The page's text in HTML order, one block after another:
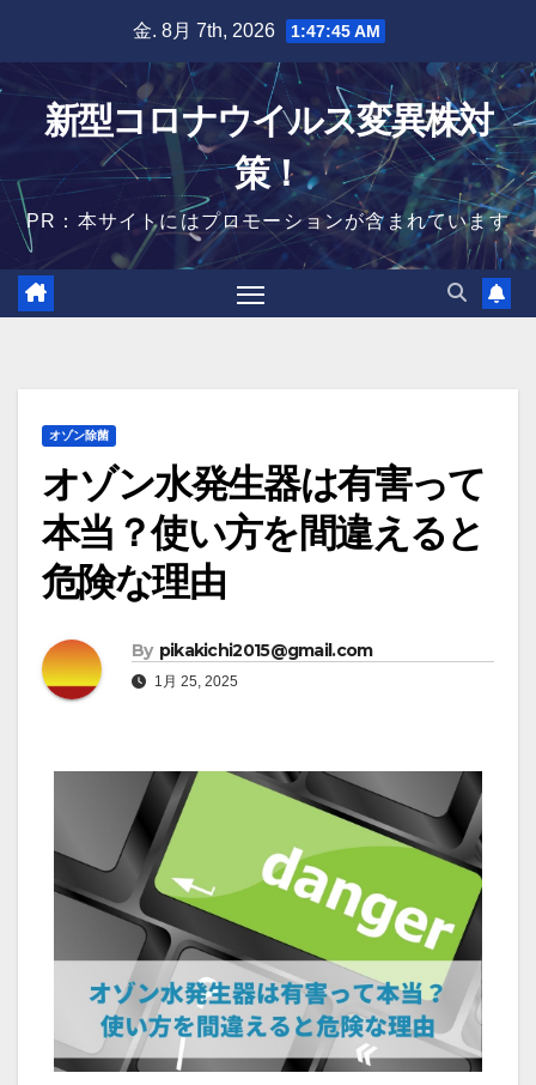
content
金. 8月 7th, 2026 1:47:46 AM
新型コロナウイルス変異株対
策！
PR：本サイトにはプロモーションが含まれています
オゾン除菌
オゾン水発生器は有害って
本当？使い方を間違えると
危険な理由
By pikakichi2015@gmail.com
1月 25, 2025